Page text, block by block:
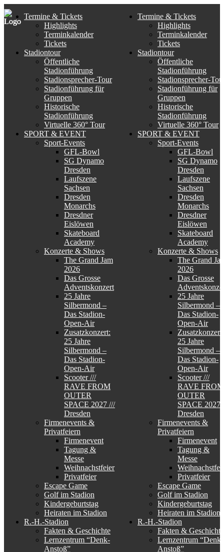
Termine & Tickets
Highlights
Terminkalender
Tickets
Stadiontour
Öffentliche
Stadionführung
Stadionsprecher-Tour
Stadionführung für
Gruppen
Historische
Stadionführung
Virtuelle 360° Tour
SPORT & EVENT
Sport-Events
GFL-Bowl
SG Dynamo
Dresden
Laufszene
Sachsen
Dresden
Monarchs
Dresdner
Eislöwen
Skateboard
Academy
Konzerte & Shows
The Grand Jam
2026
Das Grosse
Adventskonzert
25 Jahre
Silbermond –
Das Stadion-
Open-Air
Zusatzkonzert:
25 Jahre
Silbermond –
Das Stadion-
Open-Air
Scooter ///
RAVE FROM
OUTER
SPACE 2027 ///
Dresden
Firmenevents &
Privatfeiern
Firmenevent
Tagung &
Messe
Weihnachstfeier
Privatfeier
Escape Game
Golf im Stadion
Kindergeburtstag
Heiraten im Stadion
R.-H.-Stadion
Fakten & Geschichte
Lernzentrum “Denk-
Anstoß”
Termine & Tickets
Highlights
Terminkalender
Tickets
Stadiontour
Öffentliche
Stadionführung
Stadionsprecher-
Stadionführung für
Gruppen
Historische
Stadionführung
Virtuelle 360° Tour
SPORT & EVENT
Sport-Events
GFL-Bowl
SG Dynamo
Dresden
Laufszene
Sachsen
Dresden
Monarchs
Dresdner
Eislöwen
Skateboard
Academy
Konzerte & Shows
The Grand
2026
Das Grosse
25 Jahre
Silbermond –
Das Stadion-
Open-Air
Zusatzkonzert:
25 Jahre
Silbermond –
Das Stadion-
Open-Air
Scooter ///
RAVE FROM
OUTER
SPACE 2027
Dresden
Firmenevents &
Privatfeiern
Firmenevent
Tagung &
Messe
Privatfeier
Escape Game
Golf im Stadion
Kindergeburtstag
Heiraten im Stadion
R.-H.-Stadion
Fakten & Geschichte
Lernzentrum “Denk-
Anstoß”